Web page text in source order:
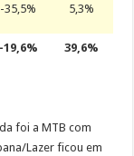
-35,5% 5,3%
-19,6% 39,6%
foi a MTB com
Lazer ficou em